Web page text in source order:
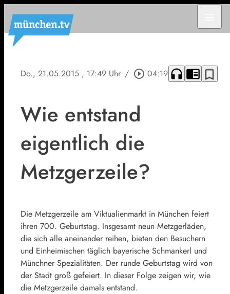
Do., 21.05.2015 , 17:49 Uhr / play_circle_outline 04:19 headphones chrome_reader_mode bookmark_border
Wie entstand
eigentlich die
Metzgerzeile?
Die Metzgerzeile am Viktualienmarkt in München feiert
ihren 700. Geburtstag. Insgesamt neun Metzgerläden,
die sich alle aneinander reihen, bieten den Besuchern
und Einheimischen täglich bayerische Schmankerl und
Münchner Spezialitäten. Der runde Geburtstag wird von
der Stadt groß gefeiert. In dieser Folge zeigen wir, wie
die Metzgerzeile damals entstand.